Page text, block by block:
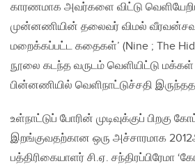
காரணமாக அவர்களை விட்டு வெளியேறிய
முன்னணியின் தலைவர் விமல்
மறைக்கப்பட்ட கதைகள்’ (Nine ; The
நூலை கடந்த வருடம் வெளியிட்டு மக்கள்
பின்னணியில் வெளிநாட்டுச்சதி
உள்நாட்டுப் போரின் முடிவுக்குப் பிறகு
இறங்குவதற்கான ஒரு அச்சாரமாக
பத்திரிகையாளர் சி.ஏ. சந்திரப்பிரேமா